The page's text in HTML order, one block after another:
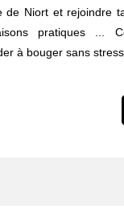
de Niort et rejoindre
pratiques ...
à bouger sans